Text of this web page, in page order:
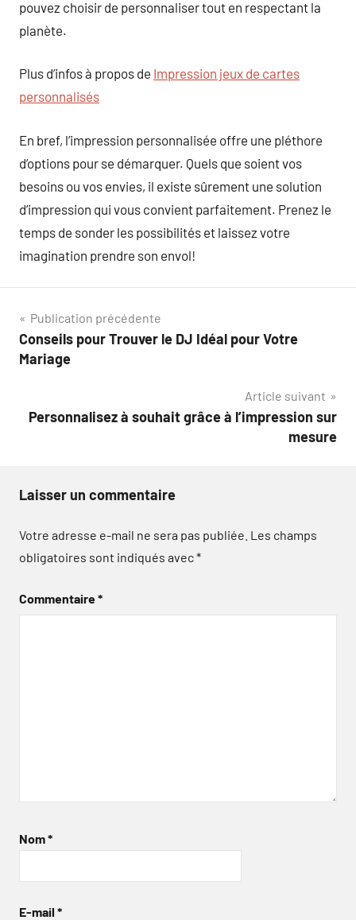
pouvez choisir de personnaliser tout en respectant la
planète.
Plus d’infos à propos de Impression jeux de cartes
personnalisés
En bref, l’impression personnalisée offre une pléthore
d’options pour se démarquer. Quels que soient vos
besoins ou vos envies, il existe sûrement une solution
d’impression qui vous convient parfaitement. Prenez le
temps de sonder les possibilités et laissez votre
imagination prendre son envol!
Navigation
de
Publication précédente
Conseils pour Trouver le DJ Idéal pour Votre
Mariage
Article suivant
Personnalisez à souhait grâce à l’impression sur
mesure
Laisser un commentaire
Votre adresse e-mail ne sera pas publiée. Les champs
obligatoires sont indiqués avec*
Commentaire*
Nom*
E-mail *